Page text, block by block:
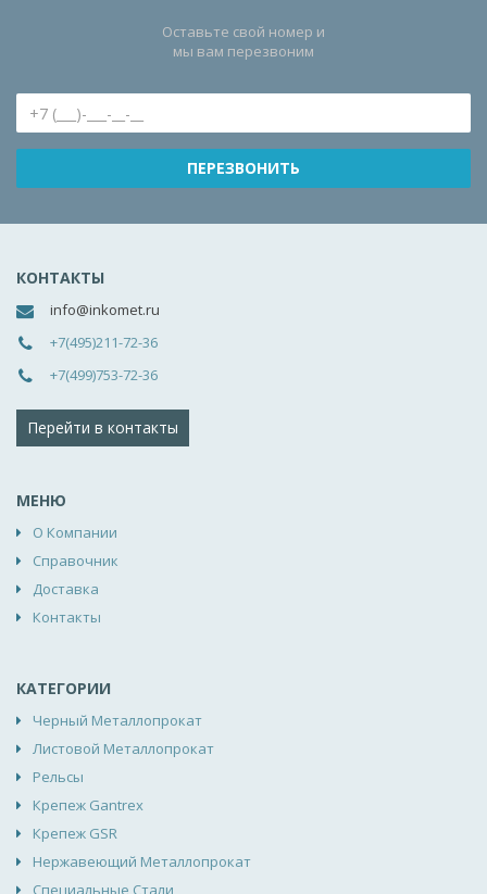
Оставьте свой номер и
мы вам перезвоним
КОНТАКТЫ
info@inkomet.ru
+7(495)211-72-36
+7(499)753-72-36
Перейти в контакты
МЕНЮ
О Компании
Справочник
Доставка
Контакты
КАТЕГОРИИ
Черный Металлопрокат
Листовой Металлопрокат
Рельсы
Крепеж Gantrex
Крепеж GSR
Нержавеющий Металлопрокат
Специальные Стали